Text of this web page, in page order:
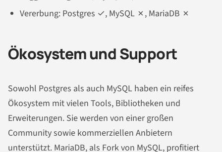
Vererbung: Postgres ✓, MySQL ✗, MariaDB ✗
Ökosystem und Support
Sowohl Postgres als auch MySQL haben ein reifes
Ökosystem mit vielen Tools, Bibliotheken und
Erweiterungen. Sie werden von einer großen
Community sowie kommerziellen Anbietern
unterstützt. MariaDB, als Fork von MySQL, profitiert